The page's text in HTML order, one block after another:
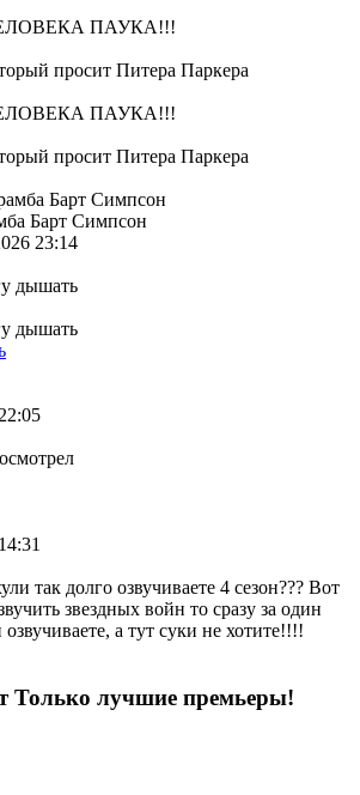
ПАУКА!!!
просит Питера Паркера
ПАУКА!!!
просит Питера Паркера
Барт Симпсон
23:14
дышать
дышать
так долго озвучиваете 4 сезон??? Вот
звездных войн то сразу за один
озвучиваете, а тут суки не хотите!!!!
Только лучшие премьеры!